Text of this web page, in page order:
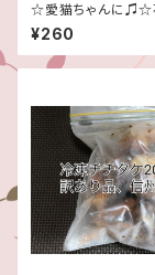
☆愛猫ちゃんに♫☆
の実粉砕タイプ(木
¥260